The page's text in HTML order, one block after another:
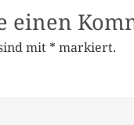
einen
mit * markiert.